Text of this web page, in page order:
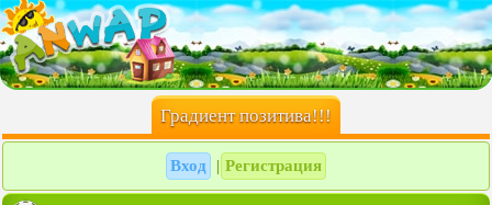
Градиент позитива!!!
Вход Регистрация